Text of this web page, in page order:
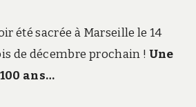
été sacrée à Marseille le 14
de décembre prochain ! Une
ans…